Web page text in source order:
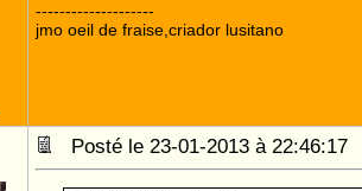
--------------------
jmo oeil de fraise,criador lusitano
Posté le 23-01-2013 à